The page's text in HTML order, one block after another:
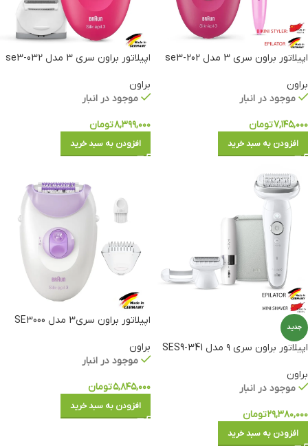
اپیلاتور براون سری 3 مدل se3-202
براون
موجود در انبار
۷,۱۴۵,۰۰۰تومان
افزودن به سبد خرید
اپیلاتور براون سری 3 مدل se3-032
براون
موجود در انبار
۸,۳۹۹,۰۰۰تومان
افزودن به سبد خرید
جدید
اپیلاتور براون سری ۹ مدل SES9-341
براون
موجود در انبار
۲۹,۳۸۰,۰۰۰تومان
افزودن به سبد خرید
اپیلاتور براون سری3 مدل SE3000
براون
موجود در انبار
۵,۸۴۵,۰۰۰تومان
افزودن به سبد خرید